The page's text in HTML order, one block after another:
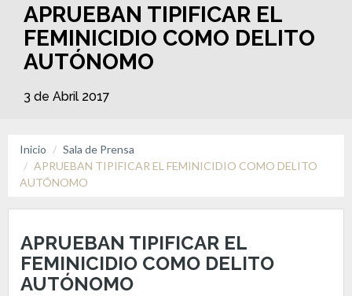
APRUEBAN TIPIFICAR EL
FEMINICIDIO COMO DELITO
AUTÓNOMO
3 de Abril 2017
Inicio
Sala de Prensa
APRUEBAN TIPIFICAR EL FEMINICIDIO COMO DELITO
AUTÓNOMO
APRUEBAN TIPIFICAR EL
FEMINICIDIO COMO DELITO
AUTÓNOMO